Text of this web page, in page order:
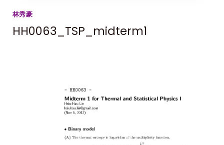
林秀豪
HH0063_TSP_midterm1